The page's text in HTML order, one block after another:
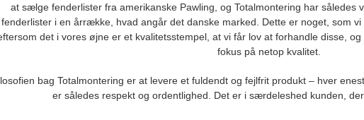
at sælge fenderlister fra amerikanske Pawling, og Totalmontering har således
fenderlister i en årrække, hvad angår det danske marked. Dette er noget, som vi
det i vores øjne er et kvalitetsstempel, at vi får lov at forhandle disse,
fokus på netop kvalitet.
bag Totalmontering er at levere et fuldendt og fejlfrit produkt – hver
er således respekt og ordentlighed. Det er i særdeleshed kunden,